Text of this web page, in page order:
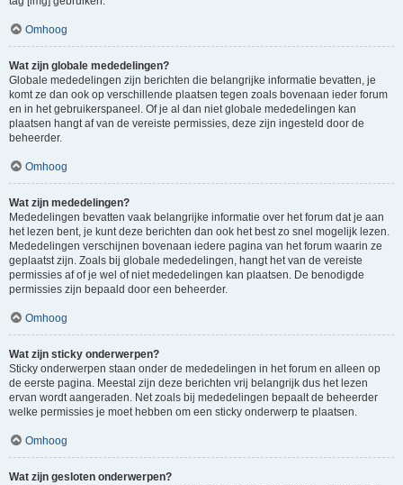
Omhoog
Wat zijn globale mededelingen?
Globale mededelingen zijn berichten die belangrijke informatie bevatten, je
komt ze dan ook op verschillende plaatsen tegen zoals bovenaan ieder forum
en in het gebruikerspaneel. Of je al dan niet globale mededelingen kan
plaatsen hangt af van de vereiste permissies, deze zijn ingesteld door de
beheerder.
Omhoog
Wat zijn mededelingen?
Mededelingen bevatten vaak belangrijke informatie over het forum dat je aan
het lezen bent, je kunt deze berichten dan ook het best zo snel mogelijk lezen.
Mededelingen verschijnen bovenaan iedere pagina van het forum waarin ze
geplaatst zijn. Zoals bij globale mededelingen, hangt het van de vereiste
permissies af of je wel of niet mededelingen kan plaatsen. De benodigde
permissies zijn bepaald door een beheerder.
Omhoog
Wat zijn sticky onderwerpen?
Sticky onderwerpen staan onder de mededelingen in het forum en alleen op
de eerste pagina. Meestal zijn deze berichten vrij belangrijk dus het lezen
ervan wordt aangeraden. Net zoals bij mededelingen bepaalt de beheerder
welke permissies je moet hebben om een sticky onderwerp te plaatsen.
Omhoog
Wat zijn gesloten onderwerpen?